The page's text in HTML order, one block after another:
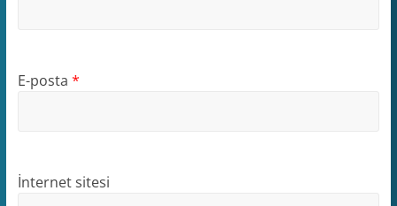
E-posta *
İnternet sitesi